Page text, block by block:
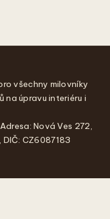
všechny milovníky
na úpravu interiéru i
Nová Ves 272,
CZ6087183